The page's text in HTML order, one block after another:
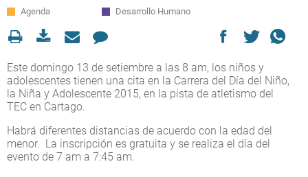
Agenda Desarrollo Humano
Este domingo 13 de setiembre a las 8 am, los niños y
adolescentes tienen una cita en la Carrera del Día del Niño,
la Niña y Adolescente 2015, en la pista de atletismo del
TEC en Cartago.
Habrá diferentes distancias de acuerdo con la edad del
menor. La inscripción es gratuita y se realiza el día del
evento de 7 am a 7:45 am.